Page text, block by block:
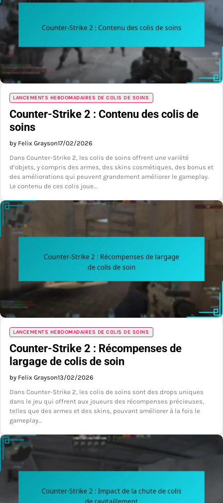
LANCEMENTS HEBDOMADAIRES DE COLIS DE SOINS
Counter-Strike 2 : Contenu des colis de
soins
by Felix Grayson17/02/2026
Dans Counter-Strike 2, les colis de soins offrent une variété
d’objets, y compris des armes, des skins cosmétiques, des bonus et
des améliorations qui peuvent grandement améliorer le gameplay.
Le contenu de ces colis joue…
LANCEMENTS HEBDOMADAIRES DE COLIS DE SOINS
Counter-Strike 2 : Récompenses de
largage de colis de soin
by Felix Grayson13/02/2026
Dans Counter-Strike 2, les colis de soins sont des drops uniques
dans le jeu qui offrent aux joueurs des récompenses précieuses,
telles que des armes et des skins, pouvant améliorer à la fois le
gameplay…